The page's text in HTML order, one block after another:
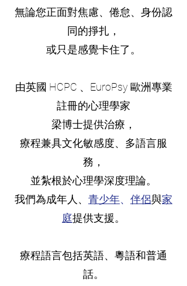
無論您正面對焦慮、倦怠、身份認
同的掙扎，
或只是感覺卡住了。
由英國 HCPC 、EuroPsy 歐洲專業
註冊的心理學家
梁博士提供治療，
療程兼具文化敏感度、多語言服
務，
並紮根於心理學深度理論。
我們為成年人、 青少年、 伴侶與家
庭提供支援。
療程語言包括英語、粵語和普通
話。